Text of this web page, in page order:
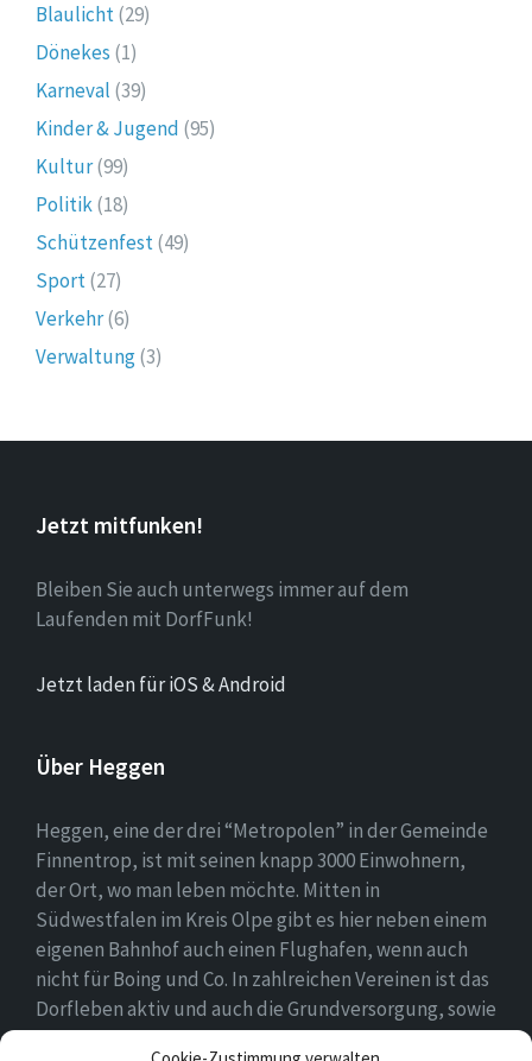
Blaulicht(29)
Dönekes (1)
Karneval (39)
Kinder & Jugend (95)
Kultur(99)
Politik(18)
Schützenfest(49)
Sport(27)
Verkehr(6)
Verwaltung(3)
Jetzt mitfunken!
Bleiben Sie auch unterwegs immer auf dem
Laufenden mit DorfFunk!
Jetzt laden für iOS & Android
Über Heggen
Heggen, eine der drei “Metropolen” in der Gemeinde
Finnentrop, ist mit seinen knapp 3000 Einwohnern,
der Ort, wo man leben möchte. Mitten in
Südwestfalen im Kreis Olpe gibt es hier neben einem
eigenen Bahnhof auch einen Flughafen, wenn auch
nicht für Boing und Co. In zahlreichen Vereinen ist das
Dorfleben aktiv und auch die Grundversorgung, sowie
eine Schule und zwei Kindergärten gehören zum